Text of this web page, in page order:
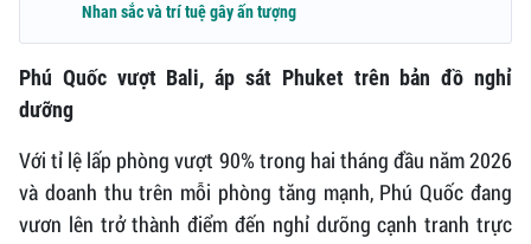
Nhan sắc và trí tuệ gây ấn tượng
Phú Quốc vượt Bali, áp sát Phuket trên bản đồ nghỉ
dưỡng
Với tỉ lệ lấp phòng vượt 90% trong hai tháng đầu năm 2026
và doanh thu trên mỗi phòng tăng mạnh, Phú Quốc đang
vươn lên trở thành điểm đến nghỉ dưỡng cạnh tranh trực